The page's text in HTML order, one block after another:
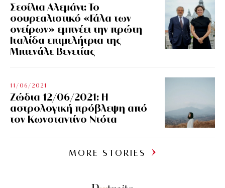
Σεσίλια Αλεμάνι: Το
σουρεαλιστικό «Γάλα των
ονείρων» εμπνέει την πρώτη
Ιταλίδα επιμελήτρια της
Μπιενάλε Βενετίας
11/06/2021
Ζώδια 12/06/2021: Η
αστρολογική πρόβλεψη από
τον Κωνσταντίνο Ντότα
MORE STORIES